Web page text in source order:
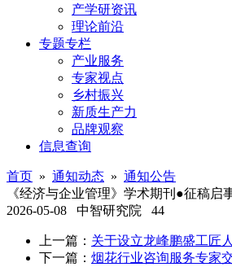
产学研资讯
理论前沿
专题专栏
产业服务
专家视点
乡村振兴
新质生产力
品牌观察
信息查询
首页 » 通知动态 » 通知公告
《经济与企业管理》学术期刊●征稿启
2026-05-08 中智研究院 44
上一篇： 关于设立龙峰鹏盛工匠
下一篇： 烟花行业咨询服务专家